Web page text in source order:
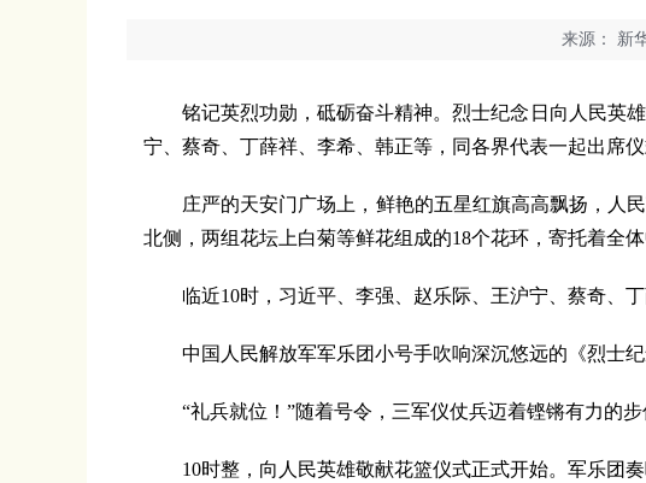
来源： 新
铭记英烈功勋，砥砺奋斗精神。烈士纪念日向人民英雄
宁、蔡奇、丁薛祥、李希、韩正等，同各界代表一起出席仪
庄严的天安门广场上，鲜艳的五星红旗高高飘扬，人民
北侧，两组花坛上白菊等鲜花组成的18个花环，寄托着全
临近10时，习近平、李强、赵乐际、王沪宁、蔡奇、丁
中国人民解放军军乐团小号手吹响深沉悠远的《烈士纪
“礼兵就位！”随着号令，三军仪仗兵迈着铿锵有力的步
10时整，向人民英雄敬献花篮仪式正式开始。军乐团奏